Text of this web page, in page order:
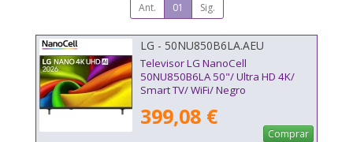
Ant. 01 Sig.
LG - 50NU850B6LA.AEU
Televisor LG NanoCell
50NU850B6LA 50"/ Ultra HD 4K/
Smart TV/ WiFi/ Negro
399,08 €
Comprar